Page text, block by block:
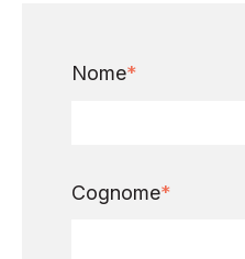
Nome*
Cognome*